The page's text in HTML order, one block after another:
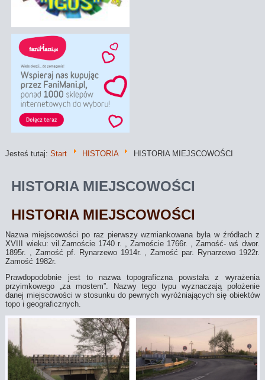
Jesteś tutaj:Start HISTORIA HISTORIA MIEJSCOWOŚCI
HISTORIA MIEJSCOWOŚCI
HISTORIA MIEJSCOWOŚCI
Nazwa miejscowości po raz pierwszy wzmiankowana była w źródłach z
XVIII wieku: vil.Zamoście 1740 r. , Zamoście 1766r. , Zamość- wś dwor.
1895r. , Zamość pf. Rynarzewo 1914r. , Zamość par. Rynarzewo 1922r.
Zamość 1982r.
Prawdopodobnie jest to nazwa topograficzna powstała z wyrażenia
przyimkowego „za mostem”. Nazwy tego typu wyznaczają położenie
danej miejscowości w stosunku do pewnych wyróżniających się obiektów
topo i geograficznych.